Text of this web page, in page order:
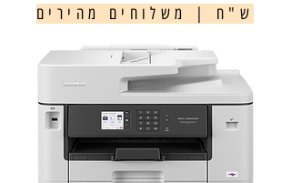
ש"ח | משלוחים מהירים